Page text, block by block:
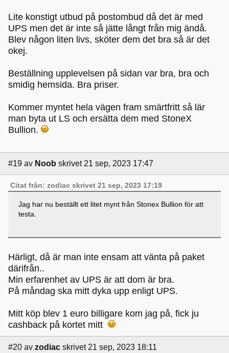
Lite konstigt utbud på postombud då det är med
UPS men det är inte så jätte långt från mig ändå.
Blev någon liten livs, sköter dem det bra så är det
okej.
Beställning upplevelsen på sidan var bra, bra och
smidig hemsida. Bra priser.
Kommer myntet hela vägen fram smärtfritt så lär
man byta ut LS och ersätta dem med StoneX
Bullion.
#19 av Noob skrivet 21 sep, 2023 17:47
Citat från: zodiac skrivet 21 sep, 2023 17:19
Jag har nu beställt ett litet mynt från Stonex Bullion för att
testa.
Härligt, då är man inte ensam att vänta på paket
därifrån..
Min erfarenhet av UPS är att dom är bra.
På måndag ska mitt dyka upp enligt UPS.
Mitt köp blev 1 euro billigare kom jag på, fick ju
cashback på kortet mitt
#20 av zodiac skrivet 21 sep, 2023 18:11